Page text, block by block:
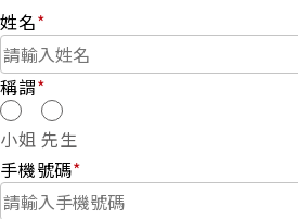
姓名*
稱謂*
小姐 先生
手機號碼*